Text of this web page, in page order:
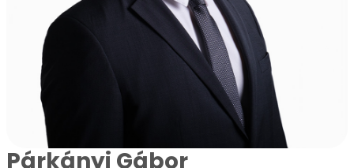
Párkányi Gábor